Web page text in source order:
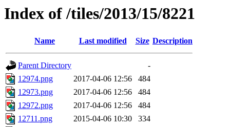
Index of /tiles/2013/15/8221
Name Last modified Size Description
Parent Directory
-
12974.png
2017-04-06 12:56
484
12973.png
2017-04-06 12:56
484
12972.png
2017-04-06 12:56
484
12711.png
2015-04-06 10:30
334